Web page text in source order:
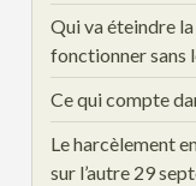
Qui va éteindre
fonctionner sans
Ce qui compte
Le harcèlement
sur l’autre 29